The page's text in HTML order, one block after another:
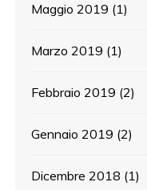
Maggio 2019 (1)
Marzo 2019 (1)
Febbraio 2019 (2)
Gennaio 2019 (2)
Dicembre 2018 (1)